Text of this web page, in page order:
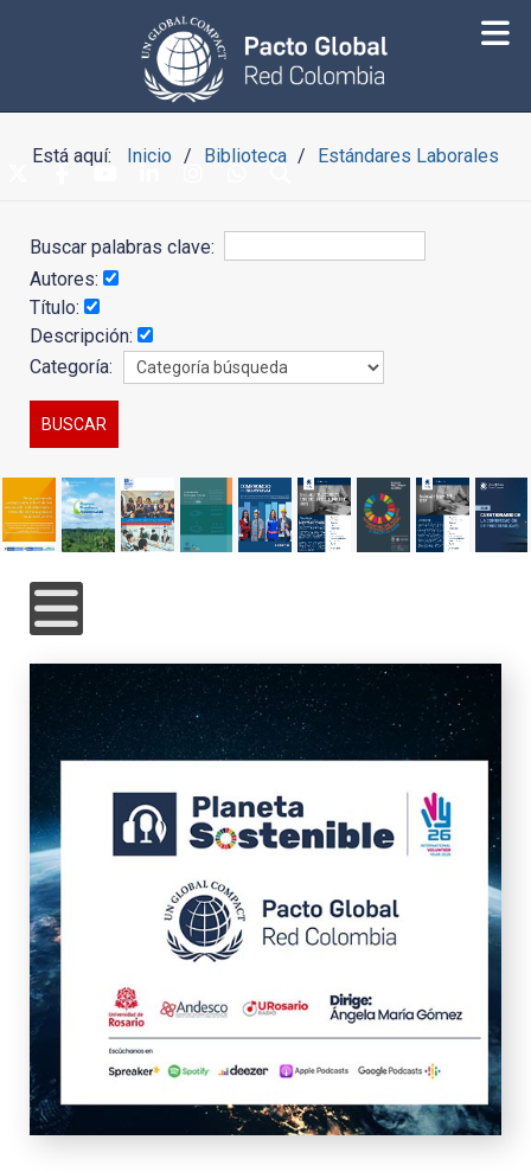
Está aquí: Inicio Biblioteca Estándares Laborales
Buscar palabras clave:
Autores:
Título:
Descripción:
Categoría: